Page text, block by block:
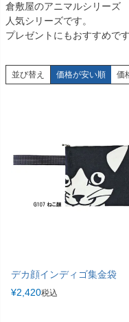
倉敷屋のアニマルシリーズ
人気シリーズです。
プレゼントにもおすすめです
並び替え 価格が安い順 価
デカ顔インディゴ集金袋
¥2,420税込